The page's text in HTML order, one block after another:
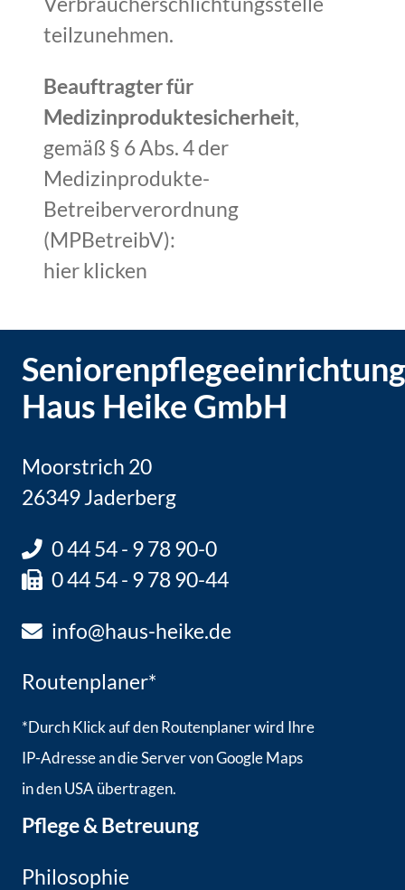
teilzunehmen.
Beauftragter für
Medizinproduktesicherheit,
gemäß § 6 Abs. 4 der
Medizinprodukte-
Betreiberverordnung
(MPBetreibV):
hier klicken
Seniorenpflegeeinrichtung
Haus Heike GmbH
Moorstrich 20
26349 Jaderberg
0 44 54 - 9 78 90-0
0 44 54 - 9 78 90-44
info@haus-heike.de
Routenplaner*
*Durch Klick auf den Routenplaner wird Ihre
IP-Adresse an die Server von Google Maps
in den USA übertragen.
Pflege & Betreuung
Philosophie